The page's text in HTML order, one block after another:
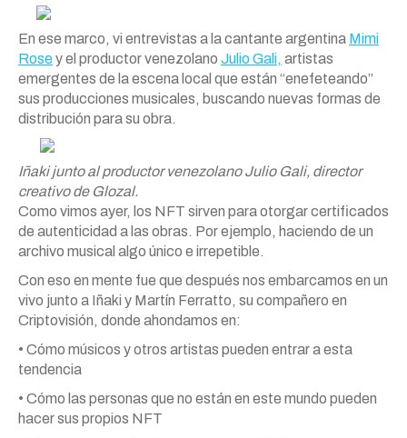
En ese marco, vi entrevistas a la cantante argentina Mimi
Rosey el productor venezolano Julio Gali, artistas
emergentes de la escena local que están “enefeteando”
sus producciones musicales, buscando nuevas formas de
distribución para su obra.
Iñaki junto al productor venezolano Julio Gali, director
creativo de Glozal.
Como vimos ayer, los NFT sirven para otorgar certificados
de autenticidad a las obras. Por ejemplo, haciendo de un
archivo musical algo único e irrepetible.
Con eso en mente fue que después nos embarcamos en un
vivo junto a Iñaki y Martín Ferratto, su compañero en
Criptovisión, donde ahondamos en:
• Cómo músicos y otros artistas pueden entrar a esta
tendencia
• Cómo las personas que no están en este mundo pueden
hacer sus propios NFT